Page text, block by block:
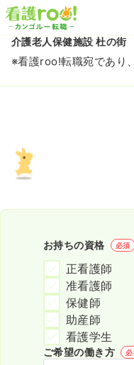
介護老人保健施設 杜の街
※看護roo!転職宛であり
お持ちの資格 必須
正看護師
准看護師
保健師
助産師
看護学生
ご希望の働き方